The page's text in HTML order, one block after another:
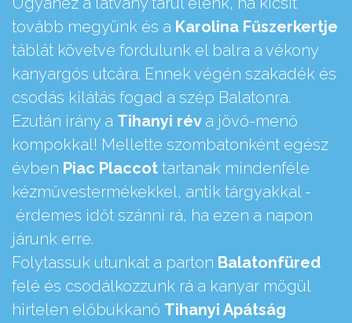
tovább megyünk és a Karolina Fűszerkertje
táblát követve fordulunk el balra a vékony
kanyargós utcára. Ennek végén szakadék és
csodás kilátás fogad a szép Balatonra.
Ezután irány a Tihanyi rév a jövő-menő
kompokkal! Mellette szombatonként egész
évben Piac Placcot tartanak mindenféle
kézművestermékekkel, antik tárgyakkal -
érdemes időt szánni rá, ha ezen a napon
járunk erre.
Folytassuk utunkat a parton Balatonfüred
felé és csodálkozzunk rá a kanyar mögül
hirtelen előbukkanó Tihanyi Apátság